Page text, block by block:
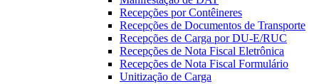
Recepções por Contêineres
Recepções de Documentos de Transporte
Recepções de Carga por DU-E/RUC
Recepções de Nota Fiscal Eletrônica
Recepções de Nota Fiscal Formulário
Unitização de Carga